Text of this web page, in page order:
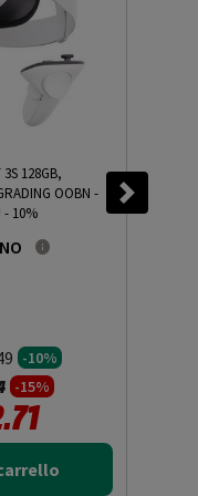
3S 128GB,
OOBN -
- 10%
-10%
ridotto da
a-15%